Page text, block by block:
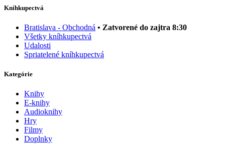
Kníhkupectvá
Bratislava - Obchodná • Zatvorené do zajtra 8:30
Všetky kníhkupectvá
Udalosti
Spriatelené kníhkupectvá
Kategórie
Knihy
E-knihy
Audioknihy
Hry
Filmy
Doplnky